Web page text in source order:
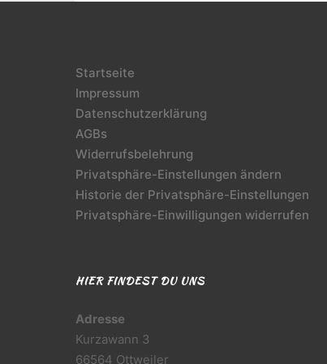
Startseite
Impressum
Datenschutzerklärung
AGBs
Widerrufsbelehrung
Privatsphäre-Einstellungen ändern
Historie der Privatsphäre-Einstellungen
Privatsphäre-Einwilligungen widerrufen
HIER FINDEST DU UNS
Adresse
Kurzawann 3
66564 Ottweiler